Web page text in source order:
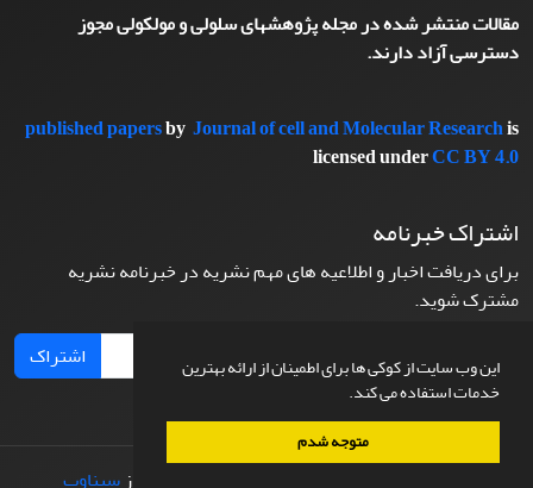
این وب سایت از کوکی ها برای اطمینان از ارائه بهترین
خدمات استفاده می کند.
متوجه شدم
مقالات منتشر شده در مجله پژوهشهای سلولی و مولکولی مجوز
دسترسی آزاد دارند.
published papersby Journal of cell and Molecular Researchis
licensed underCC BY 4.0
اشتراک خبرنامه
برای دریافت اخبار و اطلاعیه های مهم نشریه در خبرنامه نشریه
مشترک شوید.
اشتراک
طراحی و پیاده سازی از سیناوب